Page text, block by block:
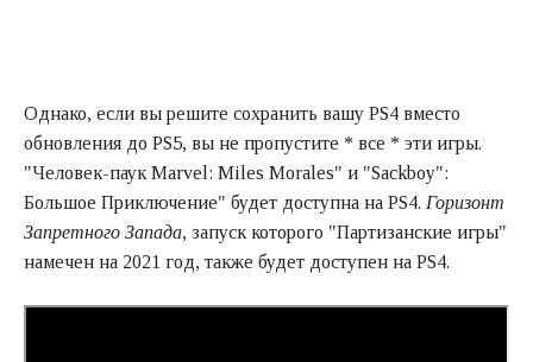
Однако, если вы решите сохранить вашу PS4 вместо
обновления до PS5, вы не пропустите * все * эти игры.
"Человек-паук Marvel: Miles Morales" и "Sackboy":
Большое Приключение" будет доступна на PS4. Горизонт
Запретного Запада, запуск которого "Партизанские игры"
намечен на 2021 год, также будет доступен на PS4.